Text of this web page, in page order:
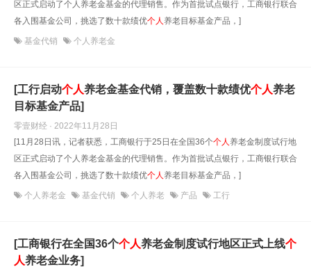
区正式启动了个人养老金基金的代理销售。作为首批试点银行，工商银行联合
各入围基金公司，挑选了数十款绩优个人 养老目标基金产品，]
基金代销 个人养老金
[工行启动个人养老金基金代销，覆盖数十款绩优个人养老
目标基金产品]
零壹财经 · 2022年11月28日
[11月28日讯，记者获悉，工商银行于25日在全国36个个人 养老金制度试行地
区正式启动了个人养老金基金的代理销售。作为首批试点银行，工商银行联合
各入围基金公司，挑选了数十款绩优个人 养老目标基金产品，]
个人养老金 基金代销 个人养老 产品 工行
[工商银行在全国36个个人养老金制度试行地区正式上线个
人养老金业务]